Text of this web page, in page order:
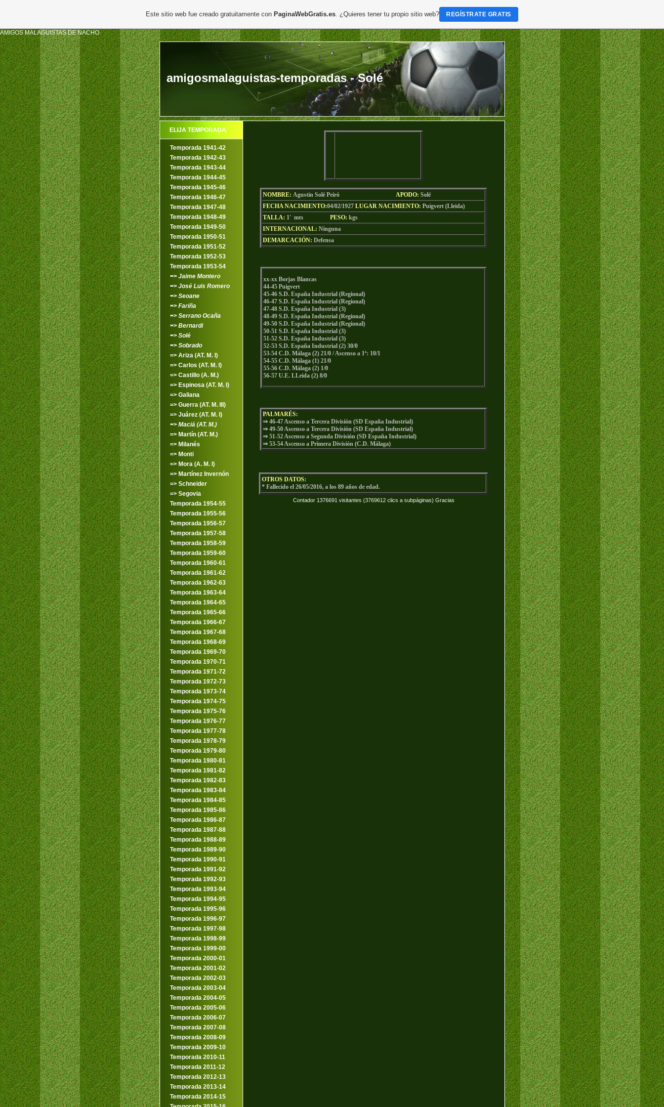
AMIGOS MALAGUISTAS DE NACHO
amigosmalaguistas-temporadas - Solé
ELIJA TEMPORADA
Temporada 1941-42
Temporada 1942-43
Temporada 1943-44
Temporada 1944-45
Temporada 1945-46
Temporada 1946-47
Temporada 1947-48
Temporada 1948-49
Temporada 1949-50
Temporada 1950-51
Temporada 1951-52
Temporada 1952-53
Temporada 1953-54
=> Jaime Montero
=> José Luis Romero
=> Seoane
=> Fariña
=> Serrano Ocaña
=> Bernardi
=> Solé
=> Sobrado
=> Ariza (AT. M. I)
=> Carlos (AT. M. I)
=> Castillo (A. M.)
=> Espinosa (AT. M. I)
=> Galiana
=> Guerra (AT. M. III)
=> Juárez (AT. M. I)
=> Maciá (AT. M.)
=> Martín (AT. M.)
=> Milanés
=> Monti
=> Mora (A. M. I)
=> Martínez Invernón
=> Schneider
=> Segovia
Temporada 1954-55
Temporada 1955-56
Temporada 1956-57
Temporada 1957-58
Temporada 1958-59
Temporada 1959-60
Temporada 1960-61
Temporada 1961-62
Temporada 1962-63
Temporada 1963-64
Temporada 1964-65
Temporada 1965-66
Temporada 1966-67
Temporada 1967-68
Temporada 1968-69
Temporada 1969-70
Temporada 1970-71
Temporada 1971-72
Temporada 1972-73
Temporada 1973-74
Temporada 1974-75
Temporada 1975-76
Temporada 1976-77
Temporada 1977-78
Temporada 1978-79
Temporada 1979-80
Temporada 1980-81
Temporada 1981-82
Temporada 1982-83
Temporada 1983-84
Temporada 1984-85
Temporada 1985-86
Temporada 1986-87
Temporada 1987-88
Temporada 1988-89
Temporada 1989-90
Temporada 1990-91
Temporada 1991-92
Temporada 1992-93
Temporada 1993-94
Temporada 1994-95
Temporada 1995-96
Temporada 1996-97
Temporada 1997-98
Temporada 1998-99
Temporada 1999-00
Temporada 2000-01
Temporada 2001-02
Temporada 2002-03
Temporada 2003-04
Temporada 2004-05
Temporada 2005-06
Temporada 2006-07
Temporada 2007-08
Temporada 2008-09
Temporada 2009-10
Temporada 2010-11
Temporada 2011-12
Temporada 2012-13
Temporada 2013-14
Temporada 2014-15
NOMBRE: Agustin Solé Peiró APODO: Solé
FECHA NACIMIENTO:04/02/1927 LUGAR NACIMIENTO: Puigvert (Lleida)
TALLA: 1' mts PESO: kgs
INTERNACIONAL: Ninguna
DEMARCACIÓN: Defensa
xx-xx Borjas Blancas
44-45 Puigvert
45-46 S.D. España Industrial (Regional)
46-47 S.D. España Industrial (Regional)
47-48 S.D. España Industrial (3)
48-49 S.D. España Industrial (Regional)
49-50 S.D. España Industrial (Regional)
50-51 S.D. España Industrial (3)
51-52 S.D. España Industrial (3)
52-53 S.D. España Industrial (2) 30/0
53-54 C.D. Málaga (2) 21/0 / Ascenso a 1ª: 10/1
54-55 C.D. Málaga (1) 21/0
55-56 C.D. Málaga (2) 1/0
56-57 U.E. LLeida (2) 8/0
PALMARÉS:
⇒ 46-47 Ascenso a Tercera División (SD España Industrial)
⇒ 49-50 Ascenso a Tercera División (SD España Industrial)
⇒ 51-52 Ascenso a Segunda División (SD España Industrial)
⇒ 53-54 Ascenso a Primera División (C.D. Málaga)
OTROS DATOS:
* Fallecido el 26/05/2016, a los 89 años de edad.
Contador 1376691 visitantes (3769612 clics a subpáginas) Gracias
Este sitio web fue creado gratuitamente con PaginaWebGratis.es. ¿Quieres tener tu propio sitio web? REGÍSTRATE GRATIS